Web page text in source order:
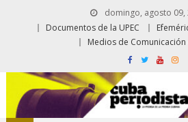
domingo, agosto 09,
Documentos de la UPEC
Medios de Comunicación